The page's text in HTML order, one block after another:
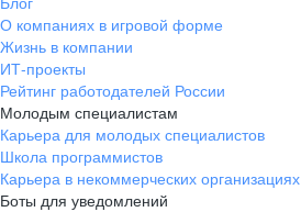
О компаниях в игровой форме
Жизнь в компании
ИТ-проекты
Рейтинг работодателей России
Молодым специалистам
Карьера для молодых специалистов
Школа программистов
Карьера в некоммерческих организациях
Боты для уведомлений